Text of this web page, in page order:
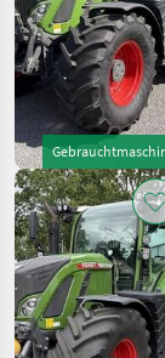
(Gen3)
211
Vario F
(Gen3)
309
LSA
310
Vario
311
LSA
Alle
anzeigen